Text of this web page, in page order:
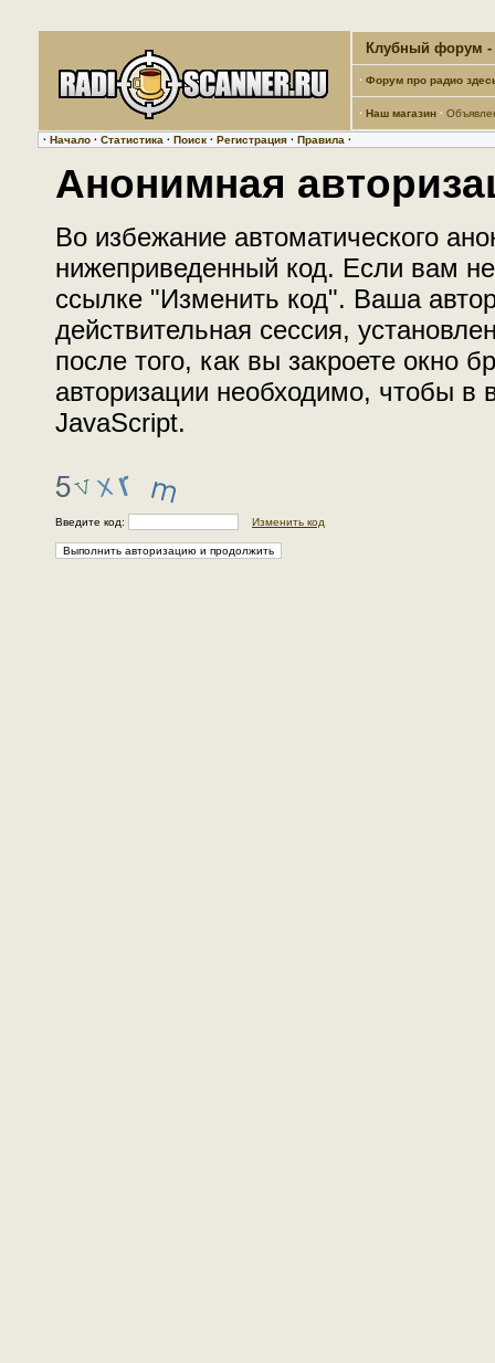
Клубный форум -
· Форум про радио
· Наш магазин ·
· Начало · Статистика · Поиск · Регистрация · Правила ·
Анонимная
Во избежание автоматического
нижеприведенный код. Если вам не
ссылке "Изменить код". Ваша
действительная сессия,
после того, как вы закроете окно
авторизации необходимо, чтобы
JavaScript.
Введите код: Изменить код